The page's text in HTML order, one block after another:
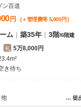
ン百道
円 (＋管理費等 5,000 円 )
ム | 築35年 | 3階/6階建
礼 5万8,000円
き待ち
… 徒
他